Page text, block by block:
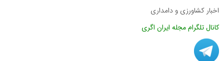
اخبار کشاورزی و دامداری
کانال تلگرام مجله ایران اگری